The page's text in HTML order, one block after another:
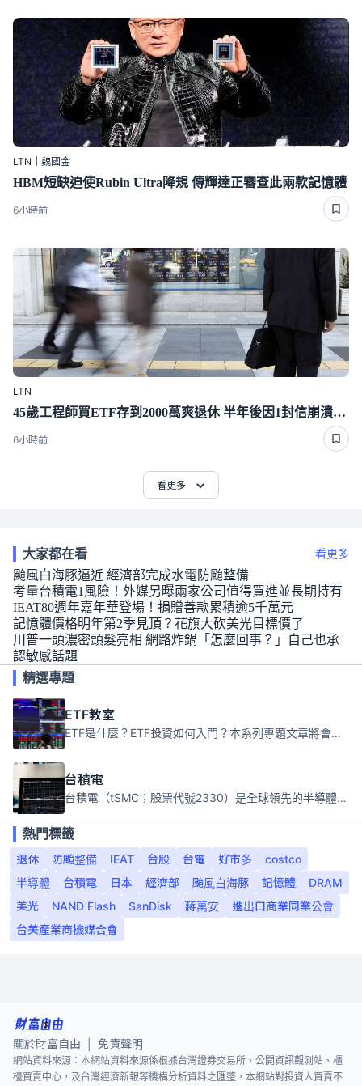
LTN｜魏國金
HBM短缺迫使Rubin Ultra降規 傳輝達正審查此兩款記憶體
6小時前
LTN
45歲工程師買ETF存到2000萬爽退休 半年後因1封信崩潰重回職場
6小時前
看更多
大家都在看 看更多
颱風白海豚逼近 經濟部完成水電防颱整備
考量台積電1風險！外媒另曝兩家公司值得買進並長期持有
IEAT80週年嘉年華登場！捐贈善款累積逾5千萬元
記憶體價格明年第2季見頂？花旗大砍美光目標價了
川普一頭濃密頭髮亮相 網路炸鍋「怎麼回事？」自己也承
認敏感話題
精選專題
ETF教室
ETF是什麼？ETF投資如何入門？本系列專題文章將會告訴你新手必須知道的ETF基礎知識。
台積電
台積電（tSMC；股票代號2330）是全球領先的半導體代工公司，成立於1987年，總部位於台灣新竹。且已於美國、日本、德國及中國設廠，台積電是全球首家專業積體電路製造服務公司，也是全球最先進和最大規模的半導體代工廠。
熱門標籤
退休
防颱整備 IEAT 台股 台電 好市多
costco
半導體
台積電 日本 經濟部 颱風白海豚 記憶體
DRAM
美光
NAND Flash SanDisk 蔣萬安
進出口商業同業公會
台美產業商機媒合會
關於財富自由 免責聲明
網站資料來源：本網站資料來源係根據台灣證券交易所、公開資訊觀測站、櫃
檯買賣中心，及台灣經濟新報等機構分析資料之匯整，本網站對投資人買賣不